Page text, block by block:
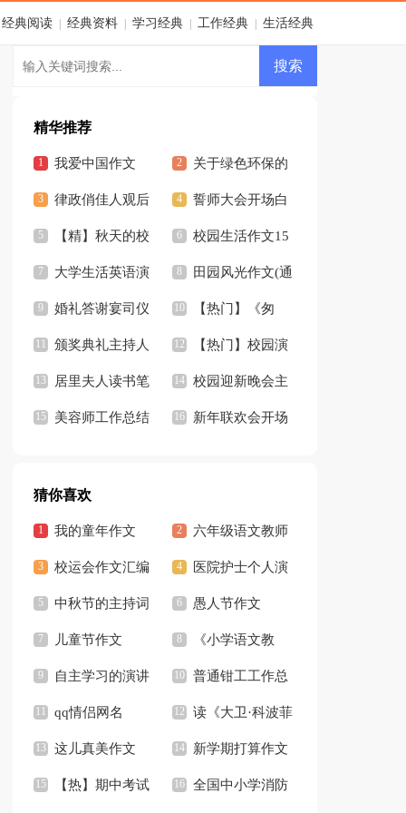
经典阅读 经典资料 学习经典 工作经典 生活经典
精华推荐
我爱中国作文 关于绿色环保的
作文
律政俏佳人观后
感2篇
誓师大会开场白
(12篇)
【精】秋天的校
园作文
校园生活作文15
篇
大学生活英语演
讲稿
田园风光作文(通
用15篇)
婚礼答谢宴司仪
开场白汇编7篇
【热门】《匆
匆》读后感
颁奖典礼主持人
开场白
【热门】校园演
讲稿
居里夫人读书笔
记
校园迎新晚会主
持人开场白13篇
美容师工作总结 新年联欢会开场
猜你喜欢
我的童年作文
【推荐】
六年级语文教师
工作总结15篇
校运会作文汇编
15篇
医院护士个人演
讲稿
中秋节的主持词
开场白
愚人节作文
儿童节作文
【精】
《小学语文教
师》读书笔记
自主学习的演讲
稿
普通钳工工作总
结
qq情侣网名 读《大卫·科波菲
尔》有感
这儿真美作文
【推荐】
新学期打算作文
【热】期中考试 全国中小学消防